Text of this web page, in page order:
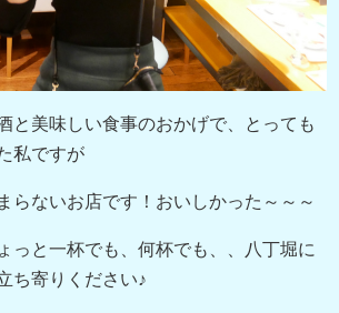
と美味しい食事のおかげで、とっても
私ですが
らないお店です！おいしかった～～～
っと一杯でも、何杯でも、、八丁堀に
ち寄りください♪